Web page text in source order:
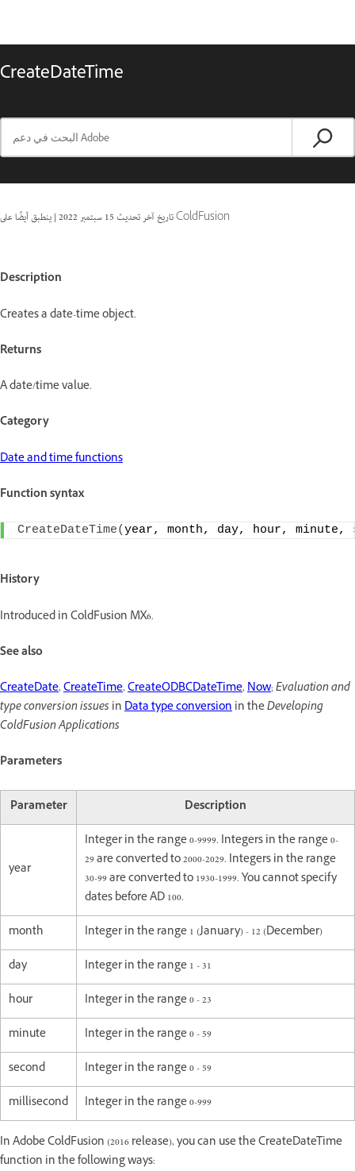
CreateDateTime
تاريخ آخر تحديث15 سبتمبر 2022 | ينطبق أيضًا على ColdFusion
Description
Creates a date-time object.
Returns
A date/time value.
Category
Date and time functions
Function syntax
CreateDateTime(year, month, day, hour, minute,
History
Introduced in ColdFusion MX6.
See also
CreateDate,CreateTime,CreateODBCDateTime,Now;Evaluation and
type conversion issues inData type conversionin theDeveloping
ColdFusion Applications
Parameters
Parameter Description
year
Integer in the range 0-9999. Integers in the range 0-
29 are converted to 2000-2029. Integers in the range
30-99 are converted to 1930-1999. You cannot specify
dates before AD 100.
month
Integer in the range 1 (January) - 12 (December)
day
Integer in the range 1 - 31
hour
Integer in the range 0 - 23
minute
Integer in the range 0 - 59
second
Integer in the range 0 - 59
millisecond
Integer in the range 0-999
In Adobe ColdFusion (2016 release), you can use the CreateDateTime
function in the following ways: